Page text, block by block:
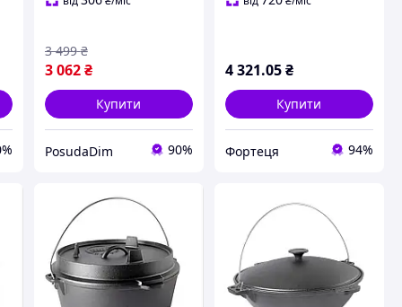
3 062 ₴
3 499 ₴
Купити
PosudaDim 90%
4 321.05₴
Купити
Фортеця 94%